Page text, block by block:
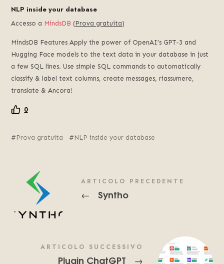
NLP inside your database
Accesso a MindsDB (Prova gratuita)
MindsDB Features Apply the power of OpenAI’s GPT-3 and
Hugging Face models to the text data in your database in just
a few SQL lines. Use simple SQL commands to automatically
classify & label text columns, create messages, riassumere,
translate & Ancora!
0
Prova gratuita NLP inside your database
ARTICOLO PRECEDENTE
← Syntho
ARTICOLO SUCCESSIVO
Plugin ChatGPT →